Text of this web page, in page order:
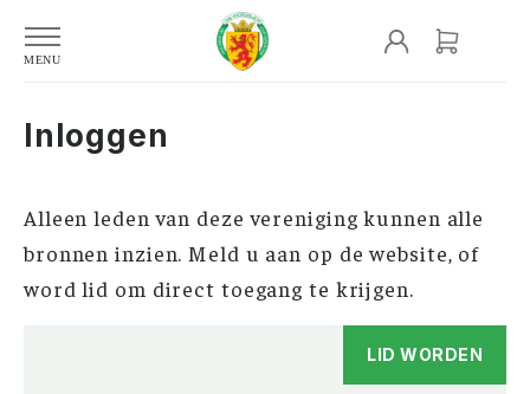
Inloggen
Alleen leden van deze vereniging kunnen alle
bronnen inzien. Meld u aan op de website, of
word lid om direct toegang te krijgen.
LID WORDEN